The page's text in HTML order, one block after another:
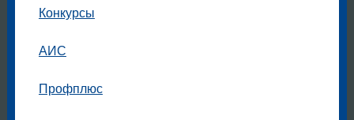
Конкурсы
АИС
Профплюс